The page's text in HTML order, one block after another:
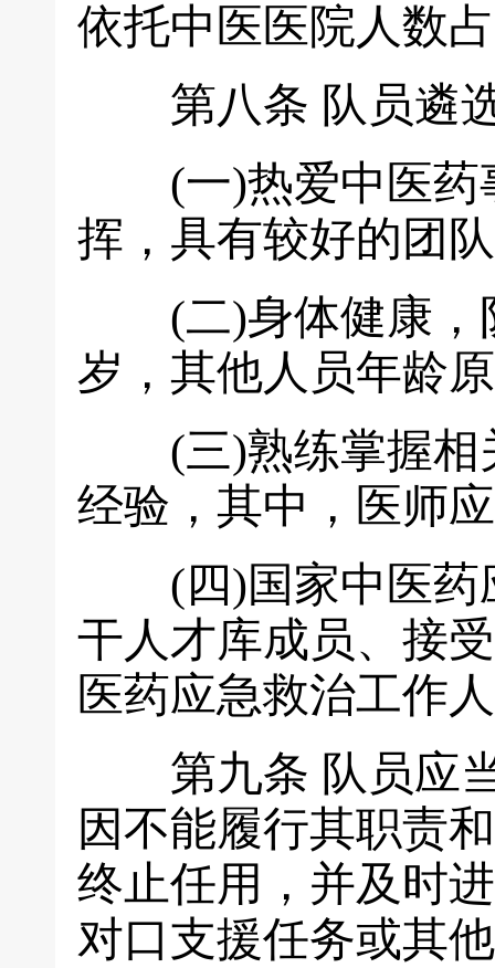
依托中医医院人数
第八条 队员遴
(一)热爱中医药
挥，具有较好的团
(二)身体健康，
岁，其他人员年龄
(三)熟练掌握相
经验，其中，医师
(四)国家中医药
干人才库成员、接
医药应急救治工作
第九条 队员应
因不能履行其职责
终止任用，并及时
对口支援任务或其